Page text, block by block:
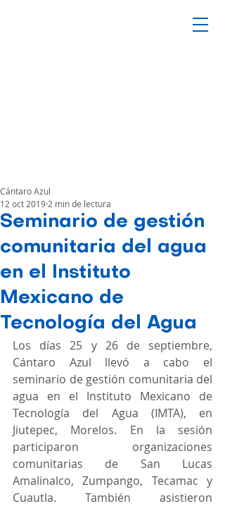
Seminario de gestión
comunitaria del agua
en el Instituto
Mexicano de
Tecnología del Agua
Cántaro Azul
12 oct 2019 2 min de lectura
Los días 25 y 26 de septiembre,
Cántaro Azul llevó a cabo el
seminario de gestión comunitaria del
agua en el Instituto Mexicano de
Tecnología del Agua (IMTA), en
Jiutepec, Morelos. En la sesión
participaron organizaciones
comunitarias de San Lucas
Amalinalco, Zumpango, Tecamac y
Cuautla. También asistieron